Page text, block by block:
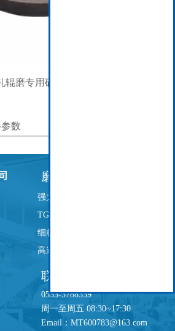
磨专用砂轮
数
磨具展示
强力珩齿砂轮
TG砂轮
细粒度800号砂轮
高速蜗杆磨
联系我们
0533-3788339
周一至周五 08:30~17:30
Email：MT600783@163.com